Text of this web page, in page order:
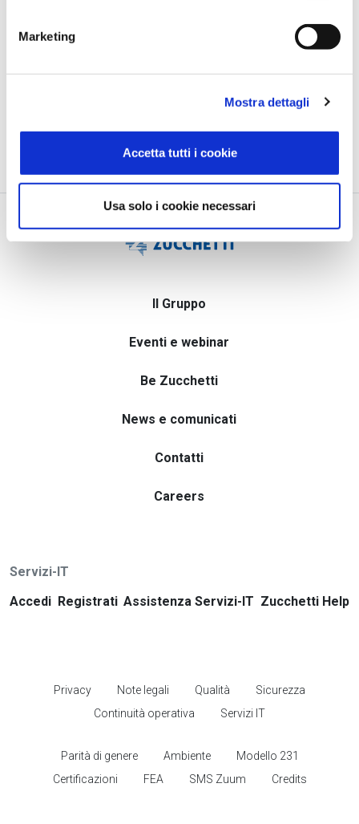
Marketing
Mostra dettagli
Accetta tutti i cookie
Usa solo i cookie necessari
Il Gruppo
Eventi e webinar
Be Zucchetti
News e comunicati
Contatti
Careers
Servizi-IT
Accedi Registrati Assistenza Servizi-IT Zucchetti Help
Privacy Note legali Qualità
Sicurezza
Continuità operativa
Servizi IT
Parità di genere Ambiente
Modello 231
Certificazioni
FEA SMS Zuum Credits